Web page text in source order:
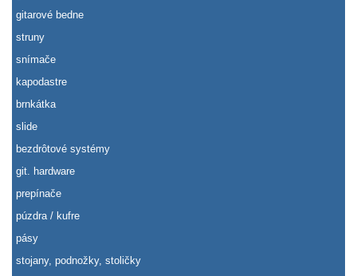
gitarové bedne
struny
snímače
kapodastre
brnkátka
slide
bezdrôtové systémy
git. hardware
prepínače
púzdra / kufre
pásy
stojany, podnožky, stoličky